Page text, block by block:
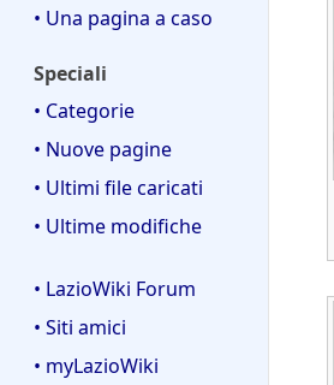
• Una pagina a caso
Speciali
• Categorie
• Nuove pagine
• Ultimi file caricati
• Ultime modifiche
• LazioWiki Forum
• Siti amici
• myLazioWiki